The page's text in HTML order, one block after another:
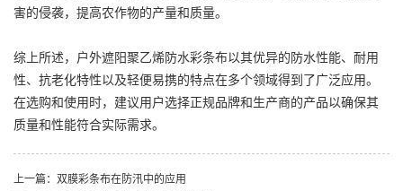
害的侵袭，提高农作物的产量和质量。
综上所述，户外遮阳聚乙烯防水彩条布以其优异的防水性能、耐用
性、抗老化特性以及轻便易携的特点在多个领域得到了广泛应用。
在选购和使用时，建议用户选择正规品牌和生产商的产品以确保其
质量和性能符合实际需求。
上一篇：双膜彩条布在防汛中的应用